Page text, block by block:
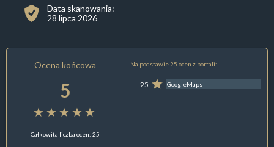
Data skanowania:
28 lipca 2026
Ocena końcowa
5
Całkowita liczba ocen: 25
Na podstawie 25 ocen z portali:
25 GoogleMaps